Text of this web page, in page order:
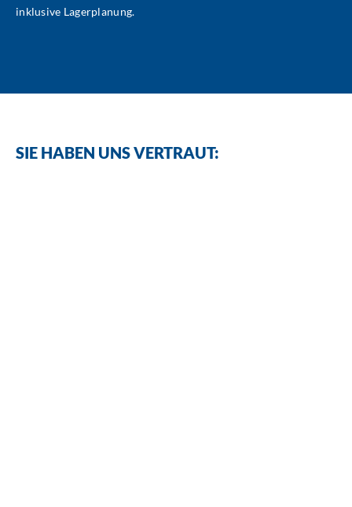
inklusive Lagerplanung.
SIE HABEN UNS VERTRAUT: